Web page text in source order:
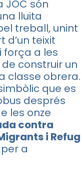
JOC són
lluita
treball, unint
teixit
força a les
de construir un
classe obrera.
que es
després
les onze
contra
i
a